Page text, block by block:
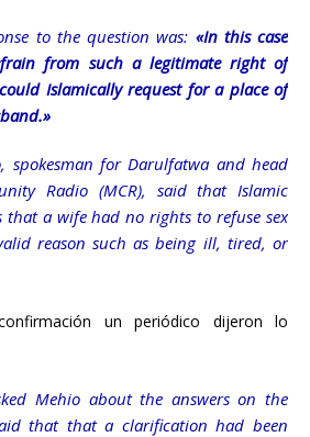
to the question was: «In this case
from such a legitimate right of
Islamically request for a place of
spokesman for Darulfatwa and head
Radio (MCR), said that Islamic
that a wife had no rights to refuse sex
reason such as being ill, tired, or
un periódico dijeron lo
Mehio about the answers on the
that that a clarification had been